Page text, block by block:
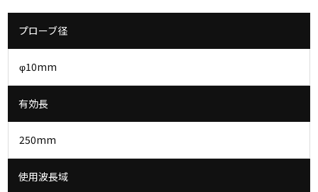
プローブ径
φ10mm
有効長
250mm
使用波長域